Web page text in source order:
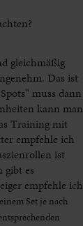
gleichmäßig
Das ist
muss dann
kann man
Training mit
empfehle ich
ist
es
empfehle ich
Set je nach